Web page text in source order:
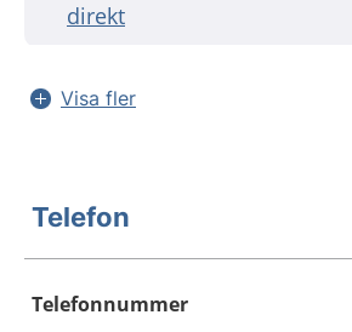
direkt
Visa fler
Telefon
Telefonnummer